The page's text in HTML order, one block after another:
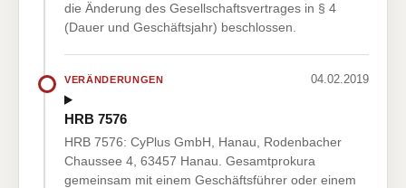
die Änderung des Gesellschaftsvertrages in § 4
(Dauer und Geschäftsjahr) beschlossen.
VERÄNDERUNGEN 04.02.2019
HRB 7576
HRB 7576: CyPlus GmbH, Hanau, Rodenbacher
Chaussee 4, 63457 Hanau. Gesamtprokura
gemeinsam mit einem Geschäftsführer oder einem